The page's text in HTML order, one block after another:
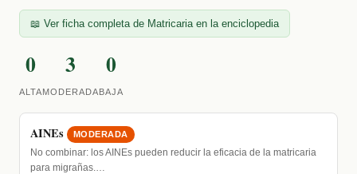
📖 Ver ficha completa de Matricaria en la enciclopedia
0
ALTA
3
MODERADA
0
BAJA
AINEs MODERADA
No combinar: los AINEs pueden reducir la eficacia de la matricaria
para migrañas.…